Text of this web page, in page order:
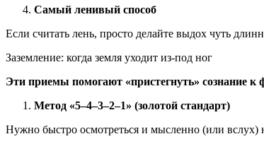
Самый ленивый способ
Если считать лень, просто делайте выдох чуть
Заземление: когда земля уходит из-под ног
Эти приемы помогают «пристегнуть» сознание к
Метод «5–4–3–2–1» (золотой стандарт)
Нужно быстро осмотреться и мысленно (или вслух)